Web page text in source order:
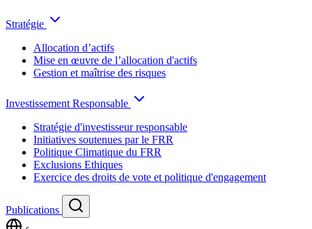
Stratégie
Allocation d’actifs
Mise en œuvre de l’allocation d'actifs
Gestion et maîtrise des risques
Investissement Responsable
Stratégie d'investisseur responsable
Initiatives soutenues par le FRR
Politique Climatique du FRR
Exclusions Ethiques
Exercice des droits de vote et politique d'engagement
Publications